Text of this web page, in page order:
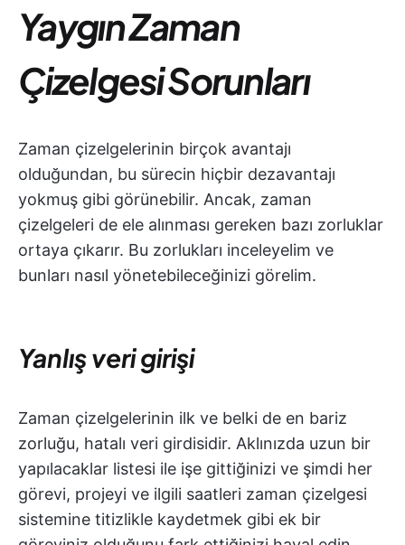
Yaygın Zaman
Çizelgesi Sorunları
Zaman çizelgelerinin birçok avantajı
olduğundan, bu sürecin hiçbir dezavantajı
yokmuş gibi görünebilir. Ancak, zaman
çizelgeleri de ele alınması gereken bazı zorluklar
ortaya çıkarır. Bu zorlukları inceleyelim ve
bunları nasıl yönetebileceğinizi görelim.
Yanlış veri girişi
Zaman çizelgelerinin ilk ve belki de en bariz
zorluğu, hatalı veri girdisidir. Aklınızda uzun bir
yapılacaklar listesi ile işe gittiğinizi ve şimdi her
görevi, projeyi ve ilgili saatleri zaman çizelgesi
sistemine titizlikle kaydetmek gibi ek bir